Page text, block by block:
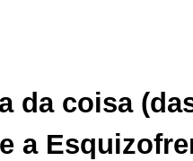
da coisa
a